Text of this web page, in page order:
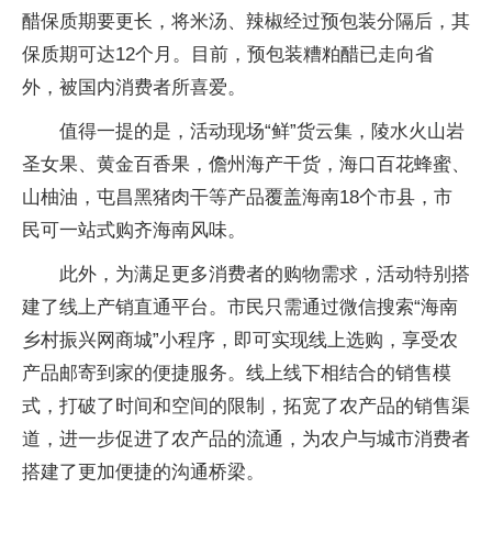
醋保质期要更长，将米汤、辣椒经过预包装分隔后，其
保质期可达12个月。目前，预包装糟粕醋已走向省
外，被国内消费者所喜爱。
值得一提的是，活动现场“鲜”货云集，陵水火山岩
圣女果、黄金百香果，儋州海产干货，海口百花蜂蜜、
山柚油，屯昌黑猪肉干等产品覆盖海南18个市县，市
民可一站式购齐海南风味。
此外，为满足更多消费者的购物需求，活动特别搭
建了线上产销直通平台。市民只需通过微信搜索“海南
乡村振兴网商城”小程序，即可实现线上选购，享受农
产品邮寄到家的便捷服务。线上线下相结合的销售模
式，打破了时间和空间的限制，拓宽了农产品的销售渠
道，进一步促进了农产品的流通，为农户与城市消费者
搭建了更加便捷的沟通桥梁。